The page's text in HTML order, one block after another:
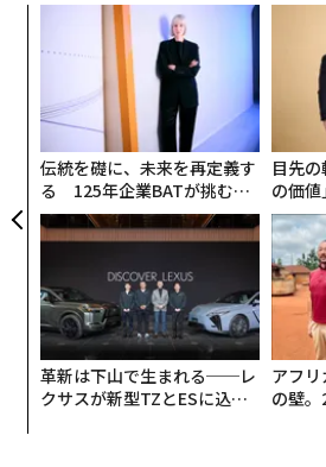
伝統を礎に、未来を再定義す
る 125年企業BATが挑むス
モークレスな未来
目先
の価
ンの
革新は下山で生まれる──レ
クサスが新型TZとESに込め
アフ
の壁